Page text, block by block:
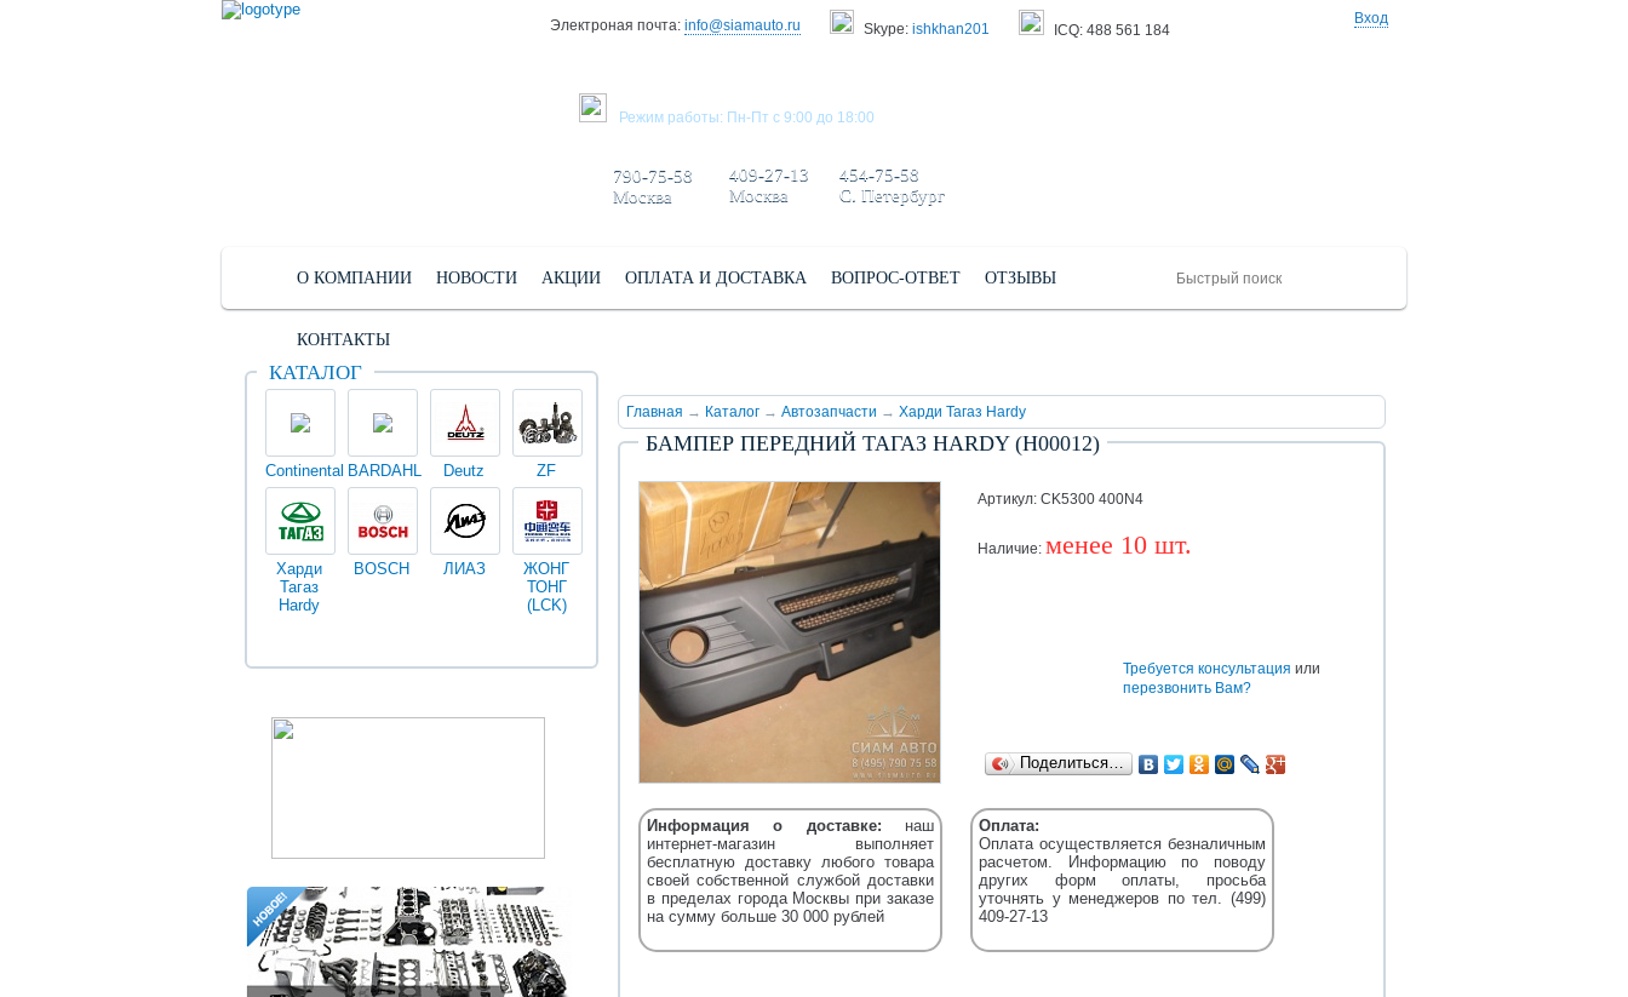
Электроная почта: info@siamauto.ru Skype: ishkhan201 ICQ: 488 561 184
Вход
Режим работы: Пн-Пт с 9:00 до 18:00
790-75-58
Москва
409-27-13
Москва
454-75-58
С. Петербург
О КОМПАНИИ НОВОСТИ АКЦИИ ОПЛАТА И ДОСТАВКА ВОПРОС-ОТВЕТ ОТЗЫВЫ
КОНТАКТЫ
Главная → Каталог → Автозапчасти → Харди Тагаз Hardy
БАМПЕР ПЕРЕДНИЙ ТАГАЗ HARDY (Н00012)
Артикул: CK5300 400N4
Наличие: менее 10 шт.
Поделиться…
Требуется консультация или
перезвонить Вам?
Информация о доставке: наш
интернет-магазин выполняет
бесплатную доставку любого товара
своей собственной службой доставки
в пределах города Москвы при заказе
на сумму больше 30 000 рублей
Оплата:
Оплата осуществляется безналичным
расчетом. Информацию по поводу
других форм оплаты, просьба
уточнять у менеджеров по тел. (499)
409-27-13
КАТАЛОГ
Continental BARDAHL Deutz ZF
Харди
Тагаз
Hardy
BOSCH ЛИАЗ
ЖОНГ
ТОНГ
(LCK)
ЛОНГ
(XMQ)
plus
Разное Iveco Икарус
Фильтры
Fleetguard
(KLQ)